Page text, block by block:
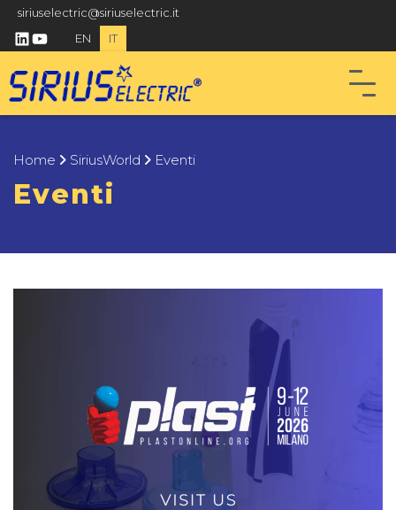
siriuselectric@siriuselectric.it
linkedin
youtube
EN IT
Home SiriusWorld Eventi
Eventi